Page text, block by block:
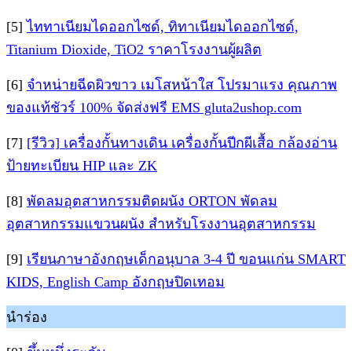
[5] ไททาเนียมไดออกไซด์, ทิทาเนียมไดออกไซด์,
Titanium Dioxide, TiO2 ราคาโรงงานผู้ผลิต
[6] จำหน่ายฉีดผิวขาว เมโสหน้าใส โปรมาแรง คุณภาพ
ของแท้ชัวร์ 100% จัดส่งฟรี EMS gluta2ushop.com
[7] [รีวิว] เครื่องกั้นทางเดิน เครื่องกั้นปีกผีเสื้อ กล้องอ่าน
ป้ายทะเบียน HIP และ ZK
[8] พัดลมอุตสาหกรรมติดผนัง ORTON พัดลม
อุตสาหกรรมแขวนผนัง สำหรับโรงงานอุตสาหกรรม
[9] เรียนภาษาอังกฤษเด็กอนุบาล 3-4 ปี ขอนแก่น SMART
KIDS, English Camp อังกฤษปิดเทอม
นำร่อง